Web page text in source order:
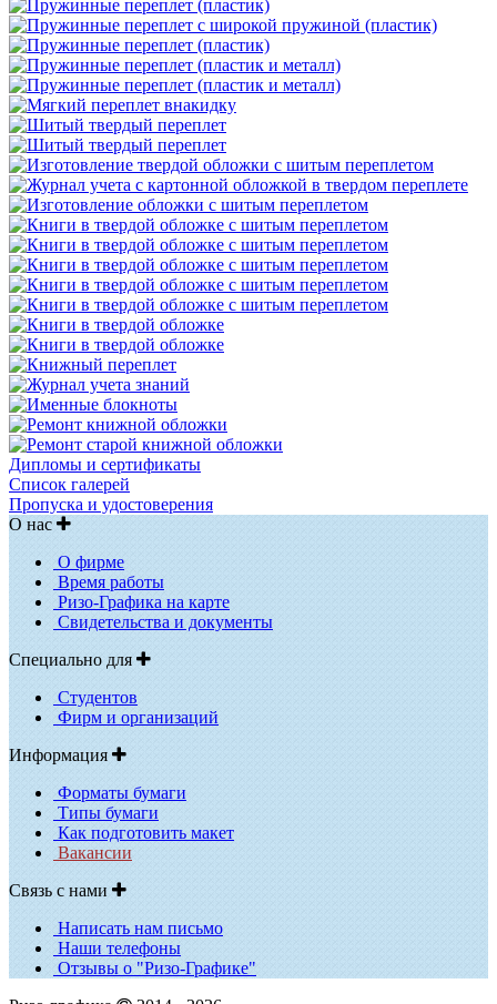
Дипломы и сертификаты
Список галерей
Пропуска и удостоверения
О нас
О фирме
Время работы
Ризо-Графика на карте
Свидетельства и документы
Специально для
Студентов
Фирм и организаций
Информация
Форматы бумаги
Типы бумаги
Как подготовить макет
Вакансии
Связь с нами
Написать нам письмо
Наши телефоны
Отзывы о "Ризо-Графике"